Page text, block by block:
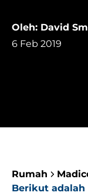
Oleh: David
6 Feb 2019
Rumah
Berikut adalah